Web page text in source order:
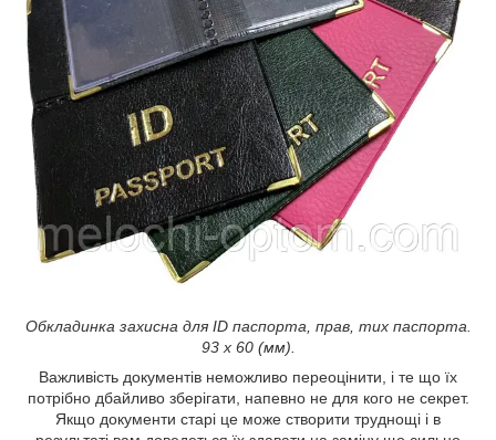
Обкладинка захисна для ID паспорта, прав, тих паспорта.
93 х 60 (мм).
Важливість документів неможливо переоцінити, і те що їх
потрібно дбайливо зберігати, напевно не для кого не секрет.
Якщо документи старі це може створити труднощі і в